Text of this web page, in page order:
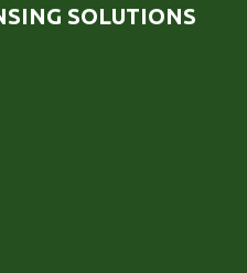
SOLUTIONS